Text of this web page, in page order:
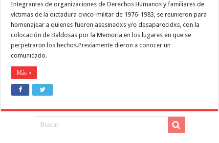
Integrantes de organizaciones de Derechos Humanos y familiares de
víctimas de la dictadura civico-militar de 1976-1983, se reunieron para
homenajear a quienes fueron asesinadxs y/o desaparecidxs, con la
colocación de Baldosas por la Memoria en los lugares en que se
perpetraron los hechos.Previamente dieron a conocer un
comunicado.
Más »